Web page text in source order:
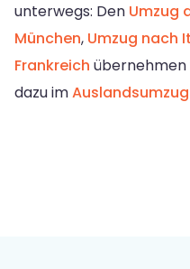
unterwegs: Den Umzug
München, Umzug nach
Frankreich übernehmen
dazu im